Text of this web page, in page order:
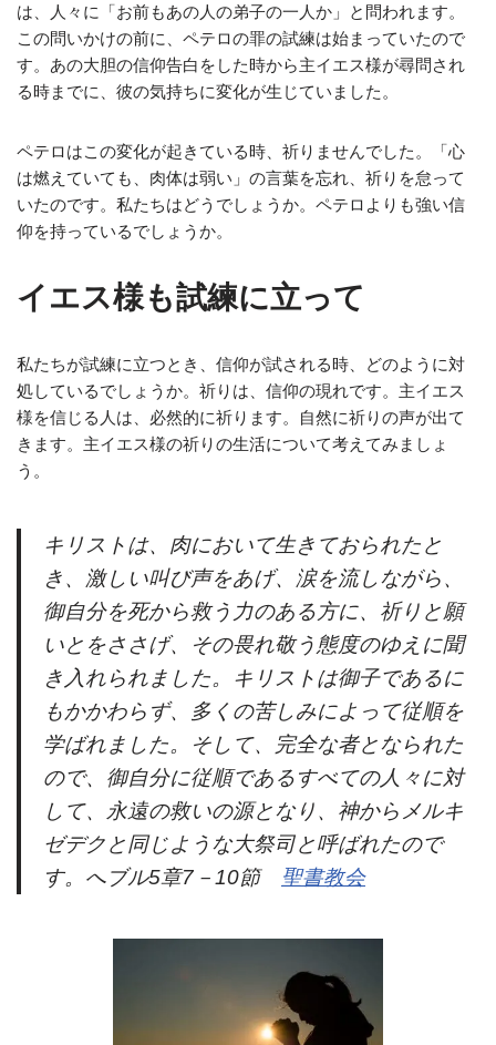
は、人々に「お前もあの人の弟子の一人か」と問われます。
この問いかけの前に、ペテロの罪の試練は始まっていたので
す。あの大胆の信仰告白をした時から主イエス様が尋問され
る時までに、彼の気持ちに変化が生じていました。
ペテロはこの変化が起きている時、祈りませんでした。「心
は燃えていても、肉体は弱い」の言葉を忘れ、祈りを怠って
いたのです。私たちはどうでしょうか。ペテロよりも強い信
仰を持っているでしょうか。
イエス様も試練に立って
私たちが試練に立つとき、信仰が試される時、どのように対
処しているでしょうか。祈りは、信仰の現れです。主イエス
様を信じる人は、必然的に祈ります。自然に祈りの声が出て
きます。主イエス様の祈りの生活について考えてみましょ
う。
キリストは、肉において生きておられたと
き、激しい叫び声をあげ、涙を流しながら、
御自分を死から救う力のある方に、祈りと願
いとをささげ、その畏れ敬う態度のゆえに聞
き入れられました。キリストは御子であるに
もかかわらず、多くの苦しみによって従順を
学ばれました。そして、完全な者となられた
ので、御自分に従順であるすべての人々に対
して、永遠の救いの源となり、神からメルキ
ゼデクと同じような大祭司と呼ばれたので
す。へブル5章7－10節 聖書教会